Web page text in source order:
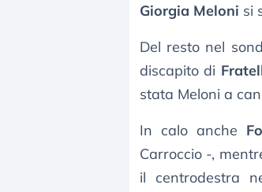
Giorgia Meloni si
Del resto nel
discapito di
stata Meloni a
In calo anche
Carroccio -,
il centrodestra